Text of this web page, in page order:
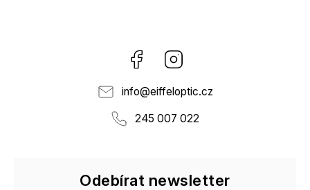
Facebook
info@eiffeloptic.cz
245 007 022
Odebírat newsletter